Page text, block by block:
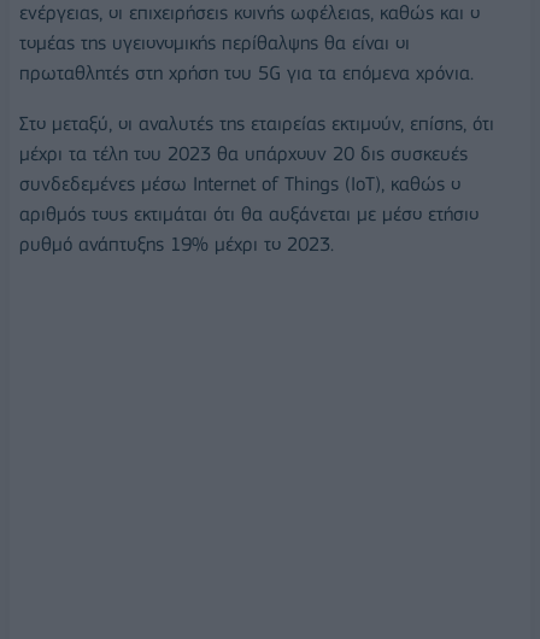
ενέργειας, οι επιχειρήσεις κοινής ωφέλειας, καθώς και ο
τομέας της υγειονομικής περίθαλψης θα είναι οι
πρωταθλητές στη χρήση του 5G για τα επόμενα χρόνια.
Στο μεταξύ, οι αναλυτές της εταιρείας εκτιμούν, επίσης, ότι
μέχρι τα τέλη του 2023 θα υπάρχουν 20 δις συσκευές
συνδεδεμένες μέσω Internet of Things (IoT), καθώς ο
αριθμός τους εκτιμάται ότι θα αυξάνεται με μέσο ετήσιο
ρυθμό ανάπτυξης 19% μέχρι το 2023.